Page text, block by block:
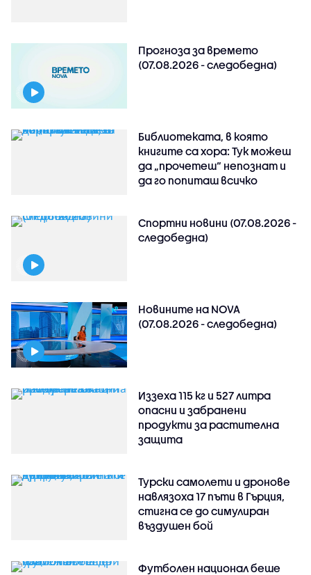
Прогноза за времето
(07.08.2026 - следобедна)
Библиотеката, в която
книгите са хора: Тук можеш
да „прочетеш“ непознат и
да го попиташ всичко
Спортни новини (07.08.2026 -
следобедна)
Новините на NOVA
(07.08.2026 - следобедна)
Иззеха 115 кг и 527 литра
опасни и забранени
продукти за растителна
защита
Турски самолети и дронове
навлязоха 17 пъти в Гърция,
стигна се до симулиран
въздушен бой
Футболен национал беше